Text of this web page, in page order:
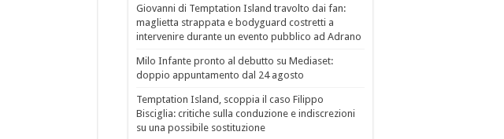
Giovanni di Temptation Island travolto dai fan:
maglietta strappata e bodyguard costretti a
intervenire durante un evento pubblico ad Adrano
Milo Infante pronto al debutto su Mediaset:
doppio appuntamento dal 24 agosto
Temptation Island, scoppia il caso Filippo
Bisciglia: critiche sulla conduzione e indiscrezioni
su una possibile sostituzione